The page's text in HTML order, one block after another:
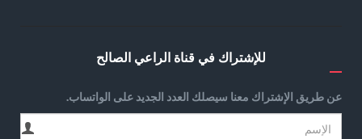
للإشتراك في قناة الراعي الصالح
عن طريق الإشتراك معنا سيصلك العدد الجديد على الواتساب.